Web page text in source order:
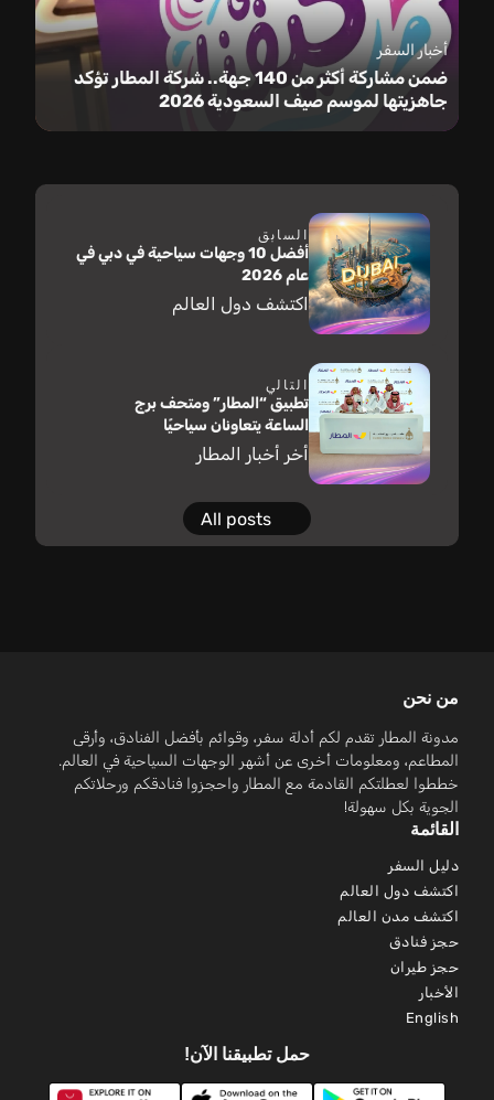
أخبار السفر
ضمن مشاركة أكثر من 140 جهة.. شركة المطار تؤكد
جاهزيتها لموسم صيف السعودية 2026
السابق
أفضل 10 وجهات سياحية في دبي في
عام 2026
اكتشف دول العالم
التالي
تطبيق “المطار” ومتحف برج
الساعة يتعاونان سياحيًا
أخر أخبار المطار
All posts
من نحن
مدونة المطار تقدم لكم أدلة سفر، وقوائم بأفضل الفنادق، وأرقى
المطاعم، ومعلومات أخرى عن أشهر الوجهات السياحية في العالم.
خططوا لعطلتكم القادمة مع المطار واحجزوا فنادقكم ورحلاتكم
الجوية بكل سهولة!
القائمة
دليل السفر
اكتشف دول العالم
اكتشف مدن العالم
حجز فنادق
حجز طيران
الأخبار
English
حمل تطبيقنا الآن!